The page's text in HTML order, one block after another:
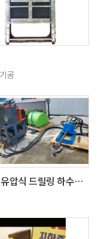
공
비굴착 유압식 드릴링 하수관 시멘트 파괴장비